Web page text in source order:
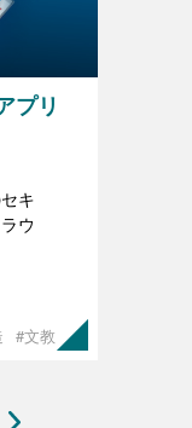
プリ
キ
ウ
#文教